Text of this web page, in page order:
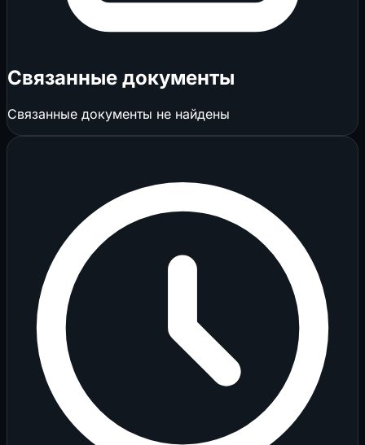
Связанные документы
Связанные документы не найдены